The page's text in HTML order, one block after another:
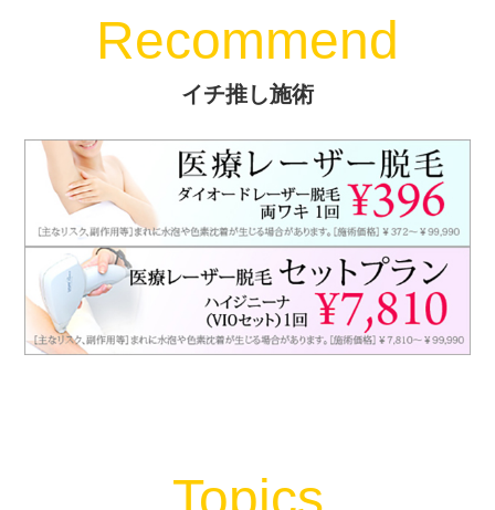
Recommend
イチ推し施術
Topics